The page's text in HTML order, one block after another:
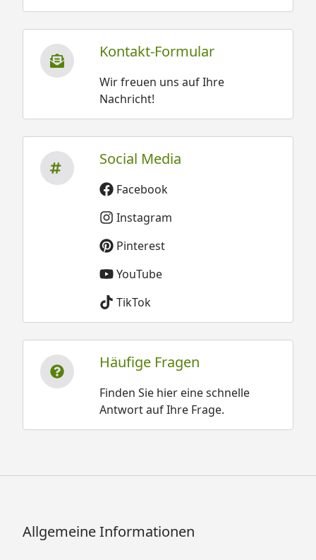
Kontakt-Formular
Wir freuen uns auf Ihre
Nachricht!
Social Media
Facebook
Instagram
Pinterest
YouTube
TikTok
Häufige Fragen
Finden Sie hier eine schnelle
Antwort auf Ihre Frage.
Allgemeine Informationen